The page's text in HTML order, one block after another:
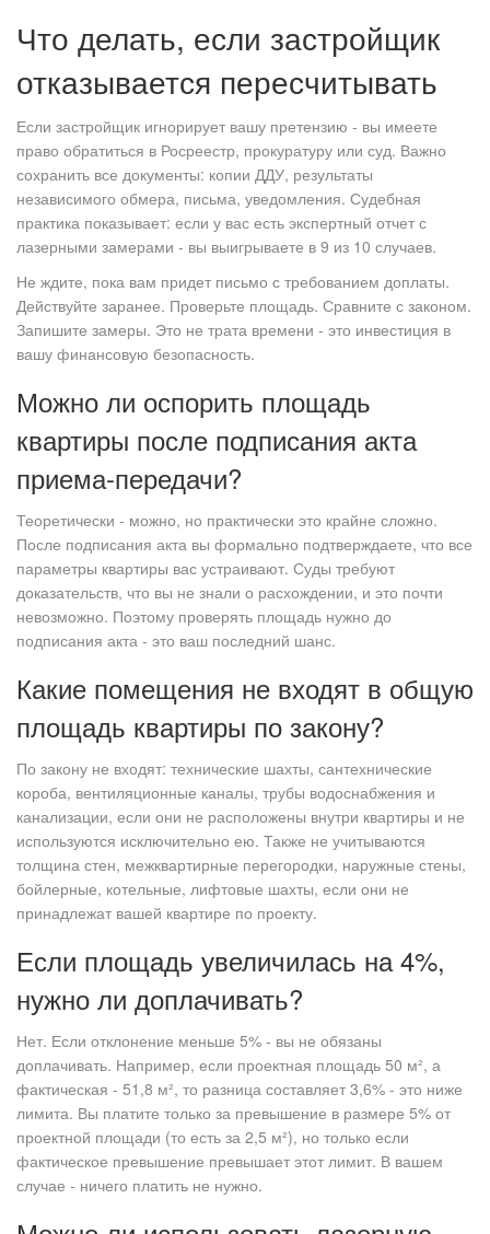
Что делать, если застройщик
отказывается пересчитывать
Если застройщик игнорирует вашу претензию - вы имеете
право обратиться в Росреестр, прокуратуру или суд. Важно
сохранить все документы: копии ДДУ, результаты
независимого обмера, письма, уведомления. Судебная
практика показывает: если у вас есть экспертный отчет с
лазерными замерами - вы выигрываете в 9 из 10 случаев.
Не ждите, пока вам придет письмо с требованием доплаты.
Действуйте заранее. Проверьте площадь. Сравните с законом.
Запишите замеры. Это не трата времени - это инвестиция в
вашу финансовую безопасность.
Можно ли оспорить площадь
квартиры после подписания акта
приема-передачи?
Теоретически - можно, но практически это крайне сложно.
После подписания акта вы формально подтверждаете, что все
параметры квартиры вас устраивают. Суды требуют
доказательств, что вы не знали о расхождении, и это почти
невозможно. Поэтому проверять площадь нужно до
подписания акта - это ваш последний шанс.
Какие помещения не входят в общую
площадь квартиры по закону?
По закону не входят: технические шахты, сантехнические
короба, вентиляционные каналы, трубы водоснабжения и
канализации, если они не расположены внутри квартиры и не
используются исключительно ею. Также не учитываются
толщина стен, межквартирные перегородки, наружные стены,
бойлерные, котельные, лифтовые шахты, если они не
принадлежат вашей квартире по проекту.
Если площадь увеличилась на 4%,
нужно ли доплачивать?
Нет. Если отклонение меньше 5% - вы не обязаны
доплачивать. Например, если проектная площадь 50 м², а
фактическая - 51,8 м², то разница составляет 3,6% - это ниже
лимита. Вы платите только за превышение в размере 5% от
проектной площади (то есть за 2,5 м²), но только если
фактическое превышение превышает этот лимит. В вашем
случае - ничего платить не нужно.